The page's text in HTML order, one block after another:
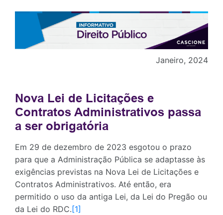
Janeiro, 2024
Nova Lei de Licitações e
Contratos Administrativos passa
a ser obrigatória
Em 29 de dezembro de 2023 esgotou o prazo
para que a Administração Pública se adaptasse às
exigências previstas na Nova Lei de Licitações e
Contratos Administrativos. Até então, era
permitido o uso da antiga Lei, da Lei do Pregão ou
da Lei do RDC.[1]